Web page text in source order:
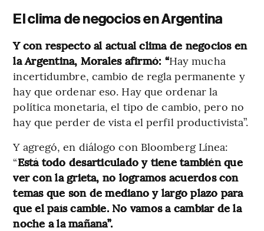
El clima de negocios en Argentina
Y con respecto al actual clima de negocios en
la Argentina, Morales afirmó: “Hay mucha
incertidumbre, cambio de regla permanente y
hay que ordenar eso. Hay que ordenar la
política monetaria, el tipo de cambio, pero no
hay que perder de vista el perfil productivista”.
Y agregó, en diálogo con Bloomberg Línea:
“Está todo desarticulado y tiene también que
ver con la grieta, no logramos acuerdos con
temas que son de mediano y largo plazo para
que el país cambie. No vamos a cambiar de la
noche a la mañana”.